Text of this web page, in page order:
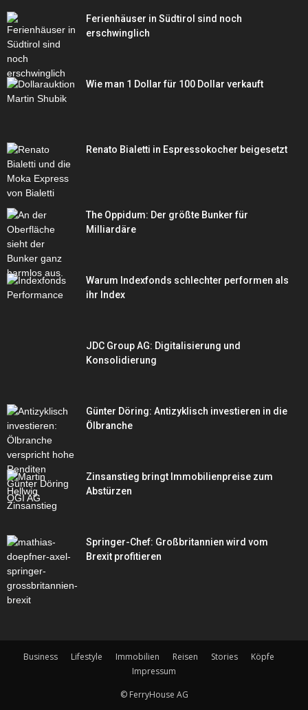
Ferienhäuser in Südtirol sind noch
erschwinglich
Wie man 1 Dollar für 100 Dollar verkauft
Renato Bialetti in Espressokocher beigesetzt
The Oppidum: Der größte Bunker für
Milliardäre
Warum Indexfonds schlechter performen als
ihr Index
JDC Group AG: Digitalisierung und
Konsolidierung
Günter Döring: Antizyklisch investieren in die
Ölbranche
Zinsanstieg bringt Immobilienpreise zum
Abstürzen
Springer-Chef: Großbritannien wird vom
Brexit profitieren
Business Lifestyle Immobilien Reisen Stories
Köpfe
Impressum
© FerryHouse AG